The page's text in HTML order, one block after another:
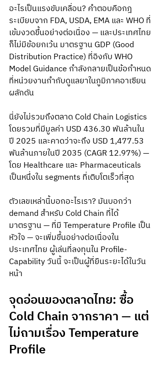
อะไรเป็นแรงขับเคลื่อน? คำตอบคือกฎ
ระเบียบจาก FDA, USDA, EMA และ WHO ที่
เข้มงวดขึ้นอย่างต่อเนื่อง — และประเทศไทย
ก็ไม่มีข้อยกเว้น มาตรฐาน GDP (Good
Distribution Practice) ที่อิงกับ WHO
Model Guidance กำลังกลายเป็นข้อกำหนด
ที่หน่วยงานกำกับดูแลยาในภูมิภาคอาเซียน
ผลักดัน
นี่ยังไม่รวมถึงตลาด Cold Chain Logistics
โดยรวมที่มีมูลค่า USD 436.30 พันล้านใน
ปี 2025 และคาดว่าจะถึง USD 1,477.53
พันล้านภายในปี 2035 (CAGR 12.97%) —
โดย Healthcare และ Pharmaceuticals
เป็นหนึ่งใน segments ที่เติบโตเร็วที่สุด
ตัวเลขเหล่านี้บอกอะไรเรา? มันบอกว่า
demand สำหรับ Cold Chain ที่ได้
มาตรฐาน — ที่มี Temperature Profile เป็น
หัวใจ — จะเพิ่มขึ้นอย่างต่อเนื่องใน
ประเทศไทย ผู้เล่นที่ลงทุนใน Profile-
Capability วันนี้ จะเป็นผู้ที่ยืนระยะได้ในวัน
หน้า
จุดอ่อนของตลาดไทย: ซื้อ
Cold Chain จากราคา — แต่
ไม่ถามเรื่อง Temperature
Profile